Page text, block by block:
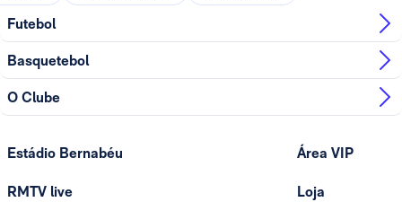
Futebol
Basquetebol
O Clube
Estádio Bernabéu
RMTV live
Área VIP
Loja